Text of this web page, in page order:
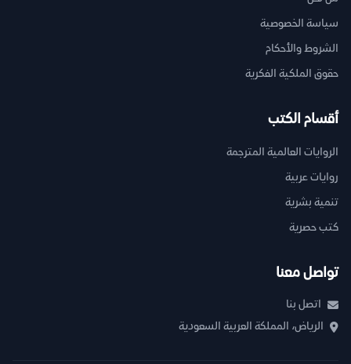
سياسة الخصوصية
الشروط والأحكام
حقوق الملكية الفكرية
أقسام الكتب
الروايات العالمية المترجمة
روايات عربية
تنمية بشرية
كتب حصرية
تواصل معنا
اتصل بنا
الرياض، المملكة العربية السعودية